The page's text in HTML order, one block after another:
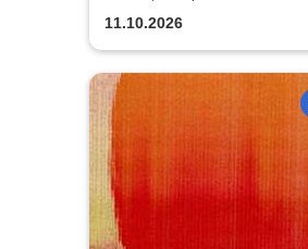
11.10.2026